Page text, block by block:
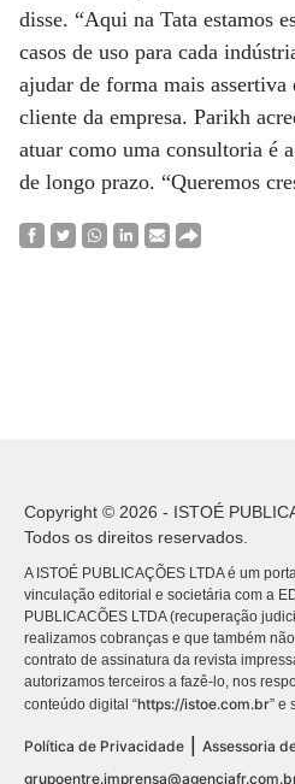
disse. “Aqui na Tata estamos
casos de uso para cada
ajudar de forma mais assertiva
cliente da empresa. Parikh
atuar como uma consultoria é
de longo prazo. “Queremos
Copyright © 2026 - ISTOÉ
Todos os direitos reservados.
A ISTOÉ PUBLICAÇÕES LTDA é um
vinculação editorial e societária com a
PUBLICACÕES LTDA (recuperação
realizamos cobranças e que também
contrato de assinatura da revista
autorizamos terceiros a fazê-lo, nos
conteúdo digital “https://istoe.com.br” e
Política de Privacidade
Assessoria